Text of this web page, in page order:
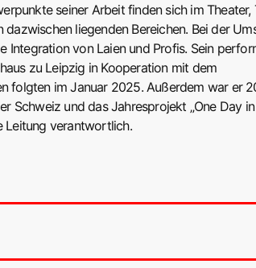
seiner Arbeit finden sich im Theater,
liegenden Bereichen. Bei der
von Laien und Profis. Sein
zu Leipzig in Kooperation mit dem
folgten im Januar 2025. Außerdem war er
Schweiz und das Jahresprojekt „One Day
Leitung verantwortlich.